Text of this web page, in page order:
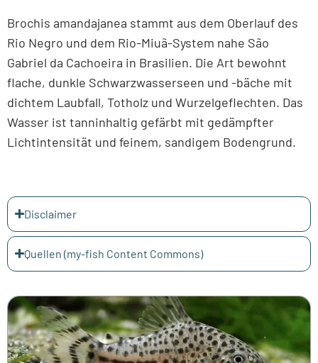
Brochis amandajanea stammt aus dem Oberlauf des
Rio Negro und dem Rio-Miuã-System nahe São
Gabriel da Cachoeira in Brasilien. Die Art bewohnt
flache, dunkle Schwarzwasserseen und -bäche mit
dichtem Laubfall, Totholz und Wurzelgeflechten. Das
Wasser ist tanninhaltig gefärbt mit gedämpfter
Lichtintensität und feinem, sandigem Bodengrund.
Disclaimer
Quellen (my-fish Content Commons)